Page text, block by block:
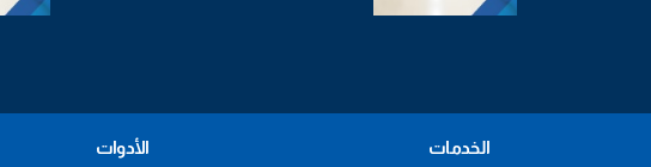
الخدمات الأدوات